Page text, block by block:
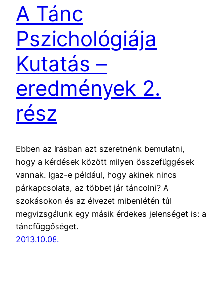
A Tánc
Pszichológiája
Kutatás –
eredmények 2.
rész
Ebben az írásban azt szeretnénk bemutatni,
hogy a kérdések között milyen összefüggések
vannak. Igaz-e például, hogy akinek nincs
párkapcsolata, az többet jár táncolni? A
szokásokon és az élvezet mibenlétén túl
megvizsgálunk egy másik érdekes jelenséget is: a
táncfüggőséget.
2013.10.08.